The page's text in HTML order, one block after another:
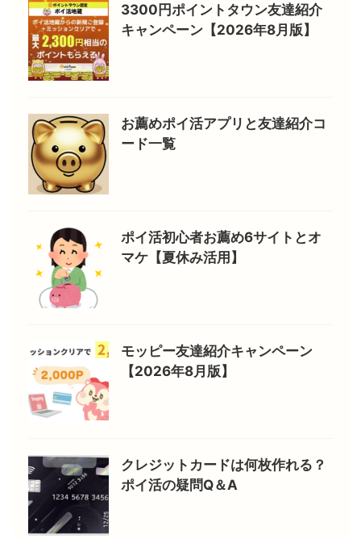
3300円ポイントタウン友達紹介
キャンペーン【2026年8月版】
お薦めポイ活アプリと友達紹介コ
ード一覧
ポイ活初心者お薦め6サイトとオ
マケ【夏休み活用】
モッピー友達紹介キャンペーン
【2026年8月版】
クレジットカードは何枚作れる？
ポイ活の疑問Q＆A